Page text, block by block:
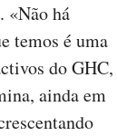
«Não há
temos é uma
do GHC,
ainda em